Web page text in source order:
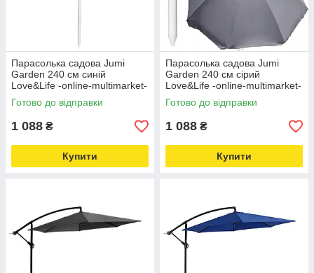
Парасолька садова Jumi
Garden 240 см синій
Love&Life -online-multimarket-
Готово до відправки
1 088 ₴
Купити
Парасолька садова Jumi
Garden 240 см сірий
Love&Life -online-multimarket-
Готово до відправки
1 088 ₴
Купити